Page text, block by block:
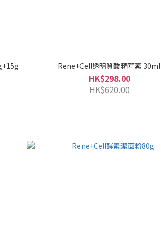
Rene+Cell透明質酸精華素 30ml
HK$298.00
HK$620.00